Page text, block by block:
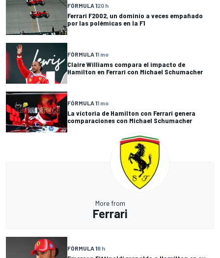
FÓRMULA 120 h
Ferrari F2002, un dominio a veces empañado
por las polémicas en la F1
FÓRMULA 11 mo
Claire Williams compara el impacto de
Hamilton en Ferrari con Michael Schumacher
FÓRMULA 11 mo
La victoria de Hamilton con Ferrari genera
comparaciones con Michael Schumacher
More from
Ferrari
FÓRMULA 18 h